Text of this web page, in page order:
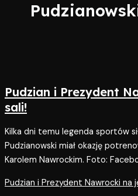
Pudzian i Prezydent
sali!
Kilka dni temu legenda sportów
Pudzianowski miał okazję
Karolem Nawrockim. Foto:
Pudzian i Prezydent Nawrocki na